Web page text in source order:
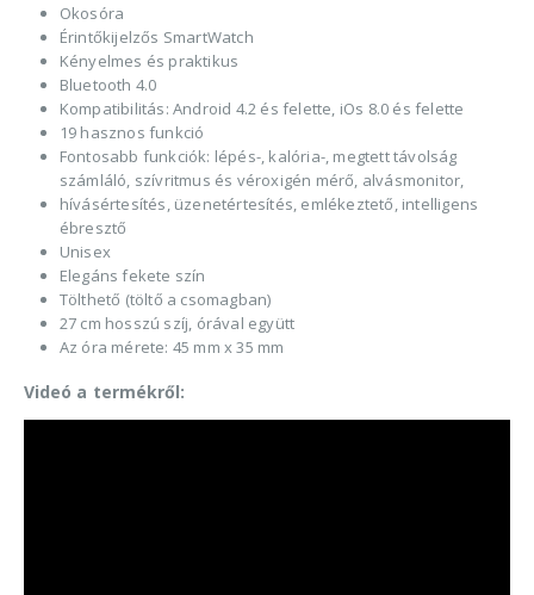
Okosóra
Érintőkijelzős SmartWatch
Kényelmes és praktikus
Bluetooth 4.0
Kompatibilitás: Android 4.2 és felette, iOs 8.0 és felette
19 hasznos funkció
Fontosabb funkciók: lépés-, kalória-, megtett távolság
számláló, szívritmus és véroxigén mérő, alvásmonitor,
hívásértesítés, üzenetértesítés, emlékeztető, intelligens
ébresztő
Unisex
Elegáns fekete szín
Tölthető (töltő a csomagban)
27 cm hosszú szíj, órával együtt
Az óra mérete: 45 mm x 35 mm
Videó a termékről: